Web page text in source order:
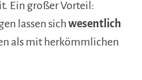
Ein großer Vorteil:
lassen sich wesentlich
als mit herkömmlichen